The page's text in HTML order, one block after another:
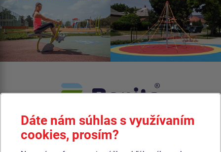
Vyrábame a inštalujeme certifikovaná detské ihriská na
kľúč.
Ponúkame zaujímavú cenu, kvalitné materiály, presné
Dáte nám súhlas s využívaním
cookies, prosím?